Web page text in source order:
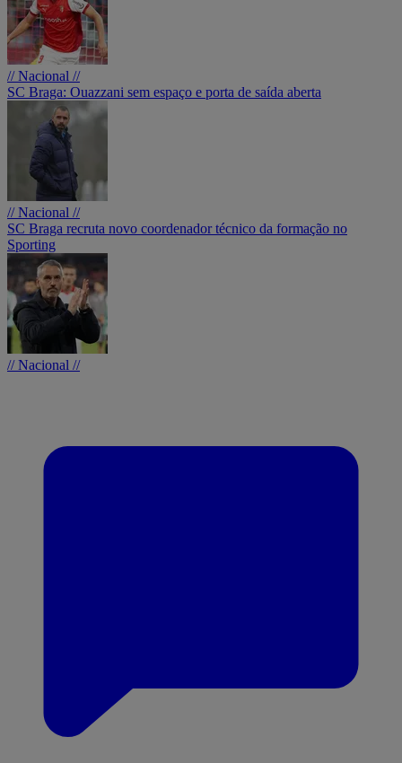
// Nacional //
SC Braga: Ouazzani sem espaço e porta de saída aberta
// Nacional //
SC Braga recruta novo coordenador técnico da formação no
Sporting
// Nacional //